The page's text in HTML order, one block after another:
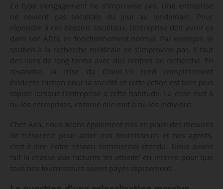
Ce type d’engagement ne s’improvise pas. Une entreprise
ne devient pas sociétale du jour au lendemain. Pour
répondre à ces besoins sociétaux, l’entreprise doit avoir ça
dans son ADN, en fonctionnement normal. Par exemple, le
soutien à la recherche médicale ne s’improvise pas. Il faut
des liens de long-terme avec des centres de recherche. En
revanche, la crise du Covid-19 rend complètement
évidente l’action pour la société et cette action est bien plus
rapide lorsque l’entreprise a cette habitude. La crise met à
nu les entreprises, comme elle met à nu les individus.
Chez Axa, nous avons également mis en place des mesures
de trésorerie pour aider nos fournisseurs et nos agents,
c’est-à-dire notre réseau commercial étendu. Nous avons
fait la chasse aux factures ‘en attente’ en interne pour que
tous nos fournisseurs soient payés rapidement.